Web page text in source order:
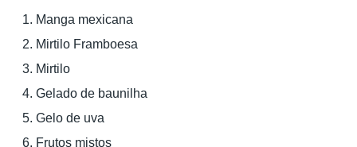
Manga mexicana
Mirtilo Framboesa
Mirtilo
Gelado de baunilha
Gelo de uva
Frutos mistos